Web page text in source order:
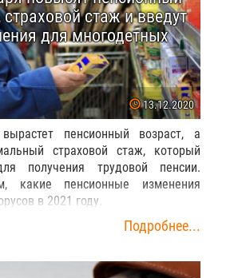
страховой стаж и введут
для многодетных
13.12.2020
пенсионный возраст, а
страховой стаж, который
получения трудовой пенсии.
какие пенсионные изменения
в 2021 году.
Подробнее...